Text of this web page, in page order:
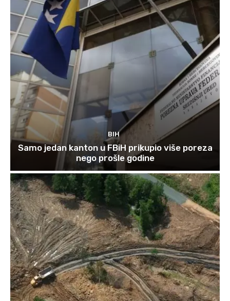
BIH
Samo jedan kanton u FBiH prikupio više poreza
nego prošle godine